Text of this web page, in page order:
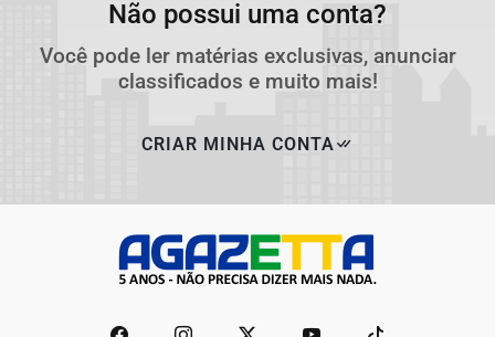
Não possui uma conta?
Você pode ler matérias exclusivas, anunciar
classificados e muito mais!
CRIAR MINHA CONTA